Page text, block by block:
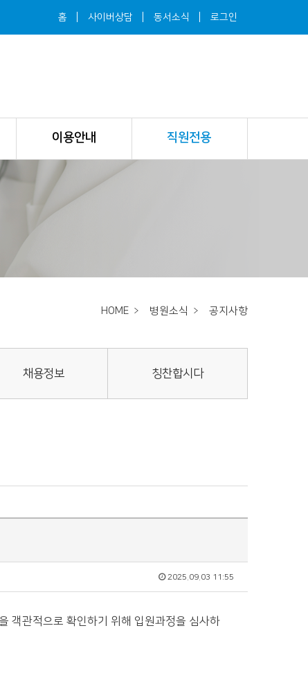
홈 사이버상담 동서소식 로그인
이용안내 직원전용
HOME 병원소식 공지사항
채용정보 칭찬합시다
2025.09.03 11:55
객관적으로 확인하기 위해 입원과정을 심사하